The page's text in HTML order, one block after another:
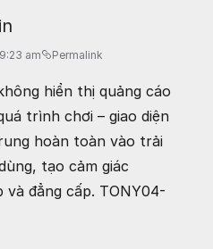
am Permalink
hiển thị quảng cáo
trình chơi – giao diện
hoàn toàn vào trải
tạo cảm giác
và đẳng cấp. TONY04-